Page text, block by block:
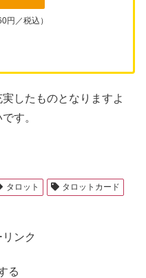
円／税込）
したものとなりますよ
す。
タロット
タロットカード
ンク
る